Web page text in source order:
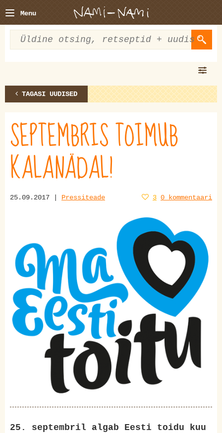
Menu
TAGASI UUDISED
SEPTEMBRIS TOIMUB
KALANÄDAL!
25.09.2017 | Pressiteade 3 0 kommentaari
25. septembril algab Eesti toidu kuu